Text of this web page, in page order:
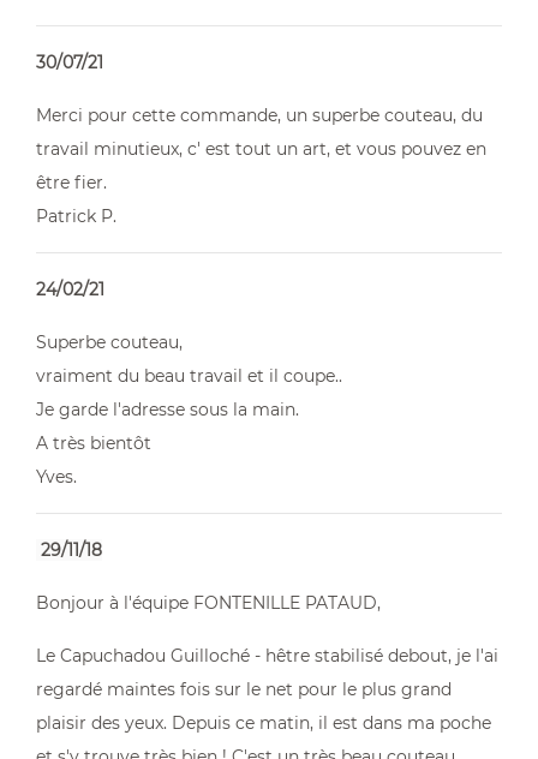
30/07/21
Merci pour cette commande, un superbe couteau, du
travail minutieux, c' est tout un art, et vous pouvez en
être fier.
Patrick P.
24/02/21
Superbe couteau,
vraiment du beau travail et il coupe..
Je garde l'adresse sous la main.
A très bientôt
Yves.
29/11/18
Bonjour à l'équipe FONTENILLE PATAUD,
Le Capuchadou Guilloché - hêtre stabilisé debout, je l'ai
regardé maintes fois sur le net pour le plus grand
plaisir des yeux. Depuis ce matin, il est dans ma poche